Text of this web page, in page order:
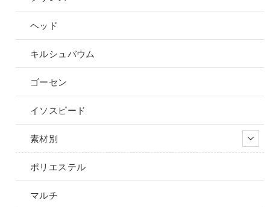
ヘッド
キルシュバウム
ゴーセン
イソスピード
素材別
ポリエステル
マルチ